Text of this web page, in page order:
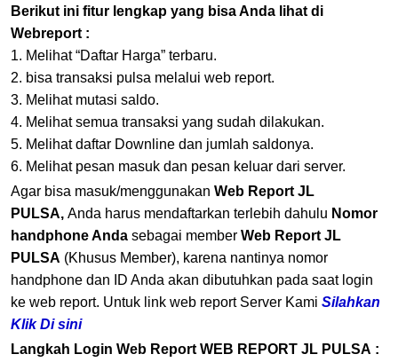
Berikut ini fitur lengkap yang bisa Anda lihat di
Webreport :
1. Melihat “Daftar Harga” terbaru.
2. bisa transaksi pulsa melalui web report.
3. Melihat mutasi saldo.
4. Melihat semua transaksi yang sudah dilakukan.
5. Melihat daftar Downline dan jumlah saldonya.
6. Melihat pesan masuk dan pesan keluar dari server.
Agar bisa masuk/menggunakan Web Report JL
PULSA, Anda harus mendaftarkan terlebih dahulu Nomor
handphone Anda sebagai member Web Report JL
PULSA (Khusus Member), karena nantinya nomor
handphone dan ID Anda akan dibutuhkan pada saat login
ke web report. Untuk link web report Server Kami Silahkan
Klik Di sini
Langkah Login Web Report WEB REPORT JL PULSA :